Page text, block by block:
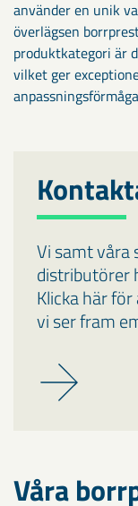
använder en unik
överlägsen
produktkategori är
vilket ger
Vi samt våra
distributörer
Klicka här
vi ser fram
Våra